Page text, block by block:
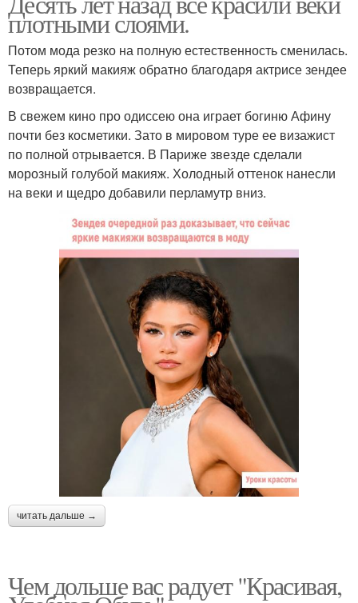
плотными слоями.
Потом мода резко на полную естественность сменилась.
Теперь яркий макияж обратно благодаря актрисе зендее
возвращается.
В свежем кино про одиссею она играет богиню Афину
почти без косметики. Зато в мировом туре ее визажист
по полной отрывается. В Париже звезде сделали
морозный голубой макияж. Холодный оттенок нанесли
на веки и щедро добавили перламутр вниз.
читать дальше →
Чем дольше вас радует "Красивая,